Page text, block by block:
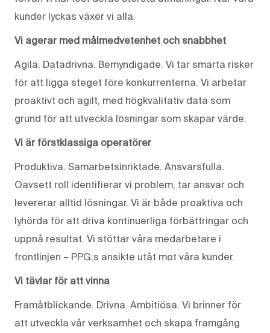
kunder lyckas växer vi alla.
Vi agerar med målmedvetenhet och snabbhet
Agila. Datadrivna. Bemyndigade. Vi tar smarta risker
för att ligga steget före konkurrenterna. Vi arbetar
proaktivt och agilt, med högkvalitativ data som
grund för att utveckla lösningar som skapar värde.
Vi är förstklassiga operatörer
Produktiva. Samarbetsinriktade. Ansvarsfulla.
Oavsett roll identifierar vi problem, tar ansvar och
levererar alltid lösningar. Vi är både proaktiva och
lyhörda för att driva kontinuerliga förbättringar och
uppnå resultat. Vi stöttar våra medarbetare i
frontlinjen – PPG:s ansikte utåt mot våra kunder.
Vi tävlar för att vinna
Framåtblickande. Drivna. Ambitiösa. Vi brinner för
att utveckla vår verksamhet och skapa framgång